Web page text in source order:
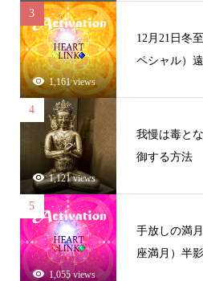
3
1,161 views
12月21日冬
ペシャル）
4
1,121 views
我慢は毒と
御する方法
5
1,055 views
手放しの満
座満月）半